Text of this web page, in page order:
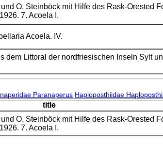
O. Steinböck mit Hilfe des Rask-Orested
7. Acoela I.
Acoela. IV.
dem Littoral der nordfriesischen Inseln Sylt
Paranaperus Haploposthiidae
title
O. Steinböck mit Hilfe des Rask-Orested
7. Acoela I.